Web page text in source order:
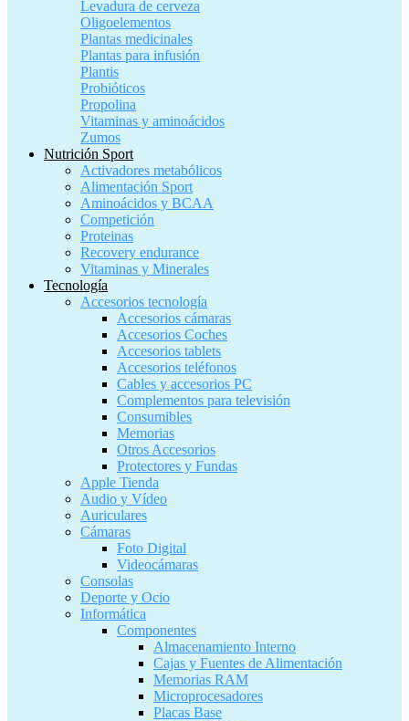
Levadura de cerveza
Oligoelementos
Plantas medicinales
Plantas para infusión
Plantis
Probióticos
Propolina
Vitaminas y aminoácidos
Zumos
Nutrición Sport
Activadores metabólicos
Alimentación Sport
Aminoácidos y BCAA
Competición
Proteinas
Recovery endurance
Vitaminas y Minerales
Tecnología
Accesorios tecnología
Accesorios cámaras
Accesorios Coches
Accesorios tablets
Accesorios teléfonos
Cables y accesorios PC
Complementos para televisión
Consumibles
Memorias
Otros Accesorios
Protectores y Fundas
Apple Tienda
Audio y Vídeo
Auriculares
Cámaras
Foto Digital
Videocámaras
Consolas
Deporte y Ocio
Informática
Componentes
Almacenamiento Interno
Cajas y Fuentes de Alimentación
Memorias RAM
Microprocesadores
Placas Base